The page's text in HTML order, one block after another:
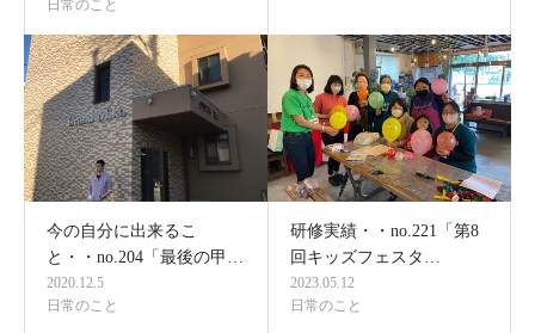
日常のこと
今の自分に出来るこ
と・・no.204「最後の甲…
2020.12.5
日常のこと
研修実績・・no.221「第8
回キッズフェスタ…
2023.05.12
日常のこと